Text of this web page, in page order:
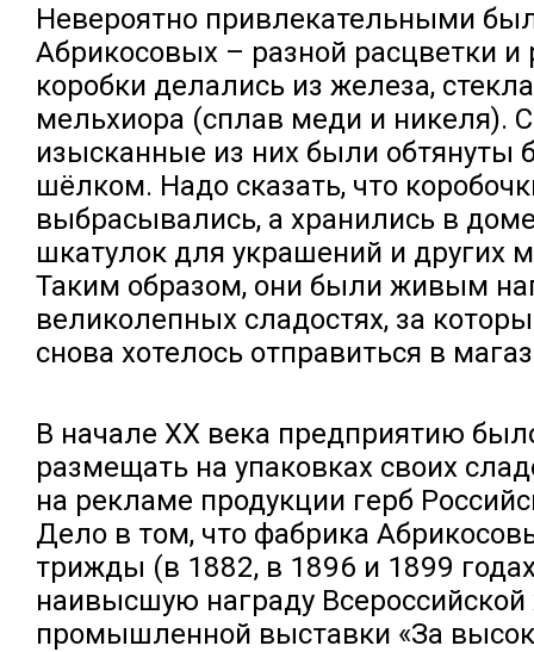
Невероятно привлекательными
Абрикосовых – разной расцветки и
коробки делались из железа,
мельхиора (сплав меди и никеля).
изысканные из них были обтянуты
шёлком. Надо сказать, что
выбрасывались, а хранились в
шкатулок для украшений и других
Таким образом, они были живым
великолепных сладостях, за
снова хотелось отправиться в
В начале XX века предприятию
размещать на упаковках своих
на рекламе продукции герб
Дело в том, что фабрика
трижды (в 1882, в 1896 и 1899
наивысшую награду Всероссийской
промышленной выставки «За